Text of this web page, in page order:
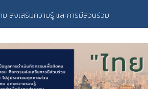
ส่งเสริมความรู้ และการมีส่วนร่วม